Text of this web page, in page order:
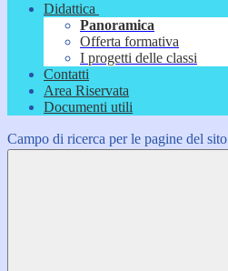
Didattica
Panoramica
Offerta formativa
I progetti delle classi
Contatti
Area Riservata
Documenti utili
Campo di ricerca per le pagine del sito